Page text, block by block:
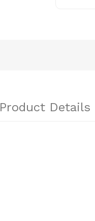
Product Details